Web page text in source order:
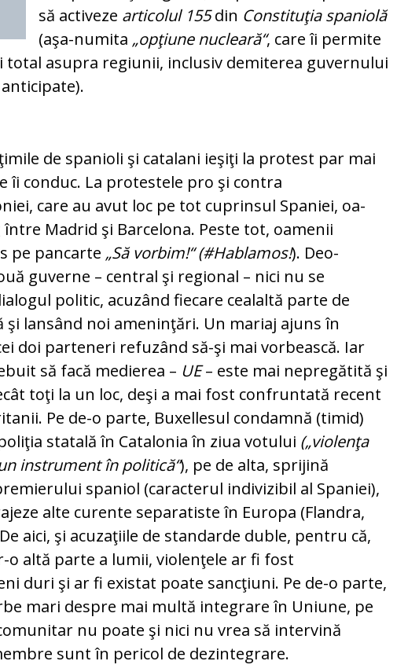
să activeze articolul 155din Constituţia spa­niolă
(aşa-numita „opţiune nucleară“, care îi permite
asupra regiunii, inclusiv de­miterea guvernului
de spanioli şi ca­talani ieşiţi la protest par mai
îi conduc. La protestele pro şi contra
care au avut loc pe tot cuprinsul Spaniei, oa­
Madrid şi Bar­celona. Peste tot, oamenii
pe pancarte „Să vorbim!“ (#Hablamos!). Deo­
guverne – cen­tral şi regional – nici nu se
politic, acuzând fiecare cealaltă parte de
şi lansând noi ameninţări. Un mariaj ajuns în
doi parteneri refuzând să-şi mai vorbească. Iar
să facă medierea – UE– es­te mai nepregătită şi
toţi la un loc, deşi a mai fost con­fruntată recent
Pe de-o parte, Buxellesul condamnă (ti­mid)
statală în Catalonia în ziua votului („violenţa
instrument în po­li­tică“), pe de alta, sprijină
spaniol (ca­racterul indivizibil al Spa­niei),
alte curente se­pa­ratiste în Europa (Flandra,
aici, şi acuzaţiile de stan­dar­de duble, pentru că,
o altă parte a lumii, violenţele ar fi fost
duri şi ar fi existat poa­te sancţiuni. Pe de-o parte,
mari despre mai multă in­tegrare în Uniune, pe
nu poate şi nici nu vrea să intervină
sunt în pericol de dezintegrare.